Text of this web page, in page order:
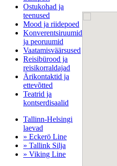
Ostukohad ja
teenused
Mood ja riidepoed
Konverentsiruumid
ja peoruumid
Vaatamisväärsused
Reisibürood ja
reisikorraldajad
Ärikontaktid ja
ettevõtted
Teatrid ja
kontserdisaalid
Tallinn-Helsingi
laevad
» Eckerö Line
» Tallink Silja
» Viking Line